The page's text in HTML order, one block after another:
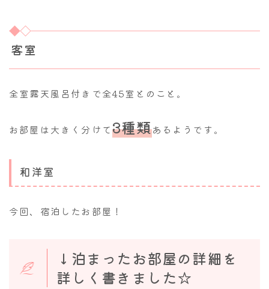
客室
全室露天風呂付きで全45室とのこと。
お部屋は大きく分けて3種類あるようです。
和洋室
今回、宿泊したお部屋！
↓泊まったお部屋の詳細を
詳しく書きました☆